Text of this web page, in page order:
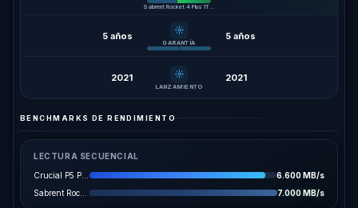
Sabrent Rocket 4 Plus 1TB +17%
5 años
GARANTÍA
5 años
2021
LANZAMIENTO
2021
BENCHMARKS DE RENDIMIENTO
LECTURA SECUENCIAL
6.600 MB/s
7.000 MB/s